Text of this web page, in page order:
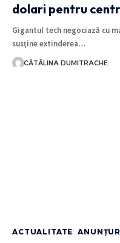
dolari pentru
Gigantul tech negociază cu
susţine extinderea…
CĂTĂLINA DUMITRACHE
ACTUALITATE